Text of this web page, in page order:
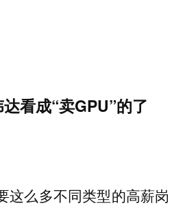
看成“卖GPU”的了
这么多不同类型的高薪岗